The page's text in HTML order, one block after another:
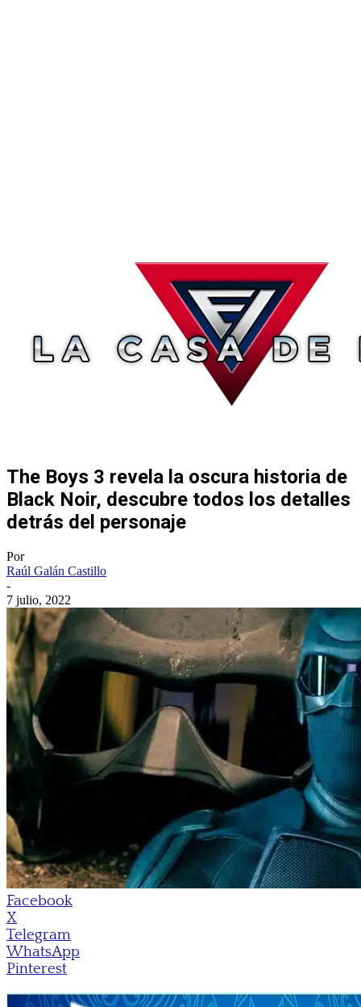
The Boys 3 revela la oscura historia de
Black Noir, descubre todos los detalles
detrás del personaje
Por
Raúl Galán Castillo
-
7 julio, 2022
Facebook
X
Telegram
WhatsApp
Pinterest